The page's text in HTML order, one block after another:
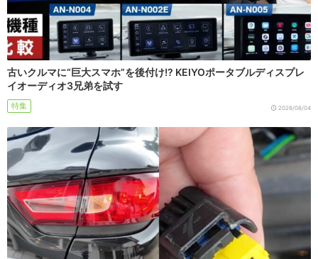
古いクルマに“巨大スマホ”を後付け!? KEIYOポータブルディスプレ
イオーディオ3兄弟を試す
特集 2026/08/04